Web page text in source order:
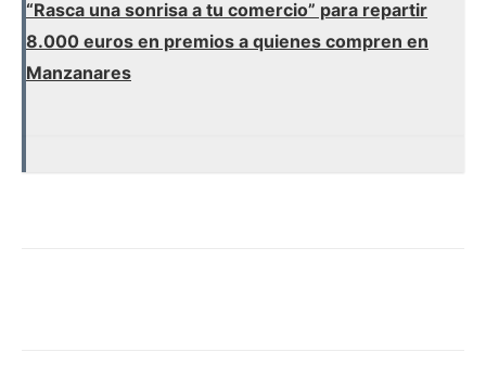
“Rasca una sonrisa a tu comercio” para repartir
8.000 euros en premios a quienes compren en
Manzanares